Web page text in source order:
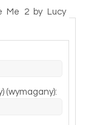
Me 2 by Lucy
(wymagany):